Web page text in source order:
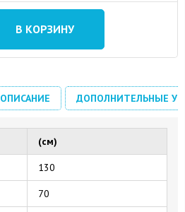
10 September 2024
В КОРЗИНУ
ОПИСАНИЕ ДОПОЛНИТЕЛЬНЫЕ
(см)
130
70